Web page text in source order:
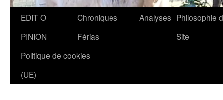
Aller
contenu
EDIT O
PINION
Chroniques
Férias
Analyses Philosophie
Site
Politique de cookies
(UE)